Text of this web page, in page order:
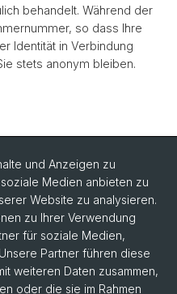
behandelt. Während der
so dass Ihre
Identität in Verbindung
stets anonym bleiben.
und Anzeigen zu
Medien anbieten zu
Website zu analysieren.
zu Ihrer Verwendung
für soziale Medien,
Partner führen diese
weiteren Daten zusammen,
oder die sie im Rahmen